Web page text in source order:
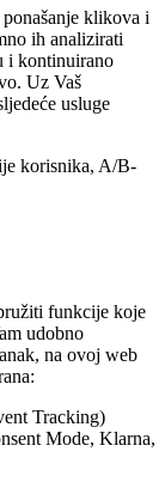
klikova i
ih analizirati
i kontinuirano
Uz Vaš
usluge
korisnika, A/B-
funkcije koje
udobno
na ovoj web
Tracking)
Mode, Klarna,